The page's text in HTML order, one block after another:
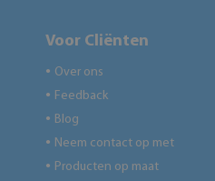
Voor Cliënten
● Over ons
● Feedback
● Blog
● Neem contact op met
● Producten op maat